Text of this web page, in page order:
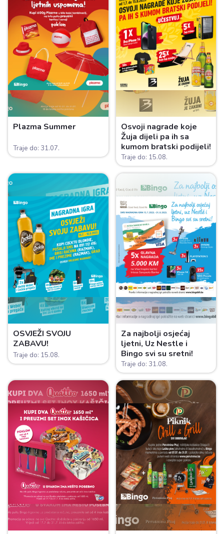
Plazma Summer
Traje do: 31.07.
Osvoji nagrade koje
Žuja dijeli pa ih sa
kumom bratski podijeli!
Traje do: 15.08.
OSVJEŽI SVOJU
ZABAVU!
Traje do: 15.08.
Za najbolji osjećaj
ljetni, Uz Nestle i
Bingo svi su sretni!
Traje do: 31.08.